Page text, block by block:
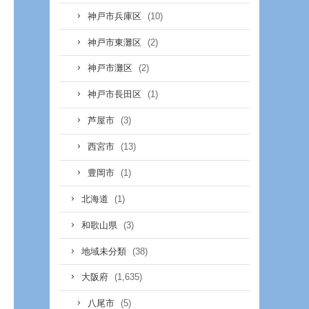
神戸市兵庫区 (10)
神戸市東灘区 (2)
神戸市灘区 (2)
神戸市長田区 (1)
芦屋市 (3)
西宮市 (13)
豊岡市 (1)
北海道 (1)
和歌山県 (3)
地域未分類 (38)
大阪府 (1,635)
八尾市 (5)